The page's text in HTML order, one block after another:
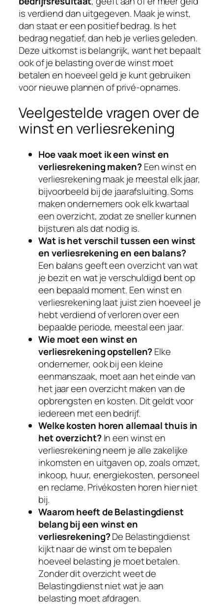
is verdiend dan uitgegeven. Maak je winst,
dan staat er een positief bedrag. Is het
bedrag negatief, dan heb je verlies geleden.
Deze uitkomst is belangrijk, want het bepaalt
ook of je belasting over de winst moet
betalen en hoeveel geld je kunt gebruiken
voor nieuwe plannen of privé-opnames.
Veelgestelde vragen over de
winst en verliesrekening
Hoe vaak moet ik een winst en
verliesrekening maken?Een winst en
verliesrekening maak je meestal elk jaar,
bijvoorbeeld bij de jaarafsluiting. Soms
maken ondernemers ook elk kwartaal
een overzicht, zodat ze sneller kunnen
bijsturen als dat nodig is.
Wat is het verschil tussen een winst
en verliesrekening en een balans?
Een balans geeft een overzicht van wat
je bezit en wat je verschuldigd bent op
een bepaald moment. Een winst en
verliesrekening laat juist zien hoeveel je
hebt verdiend of verloren over een
bepaalde periode, meestal een jaar.
Wie moet een winst en
verliesrekening opstellen?Elke
ondernemer, ook bij een kleine
eenmanszaak, moet aan het einde van
het jaar een overzicht maken van de
opbrengsten en kosten. Dit geldt voor
iedereen met een bedrijf.
Welke kosten horen allemaal thuis in
het overzicht?In een winst en
verliesrekening neem je alle zakelijke
inkomsten en uitgaven op, zoals omzet,
inkoop, huur, energiekosten, personeel
en reclame. Privékosten horen hier niet
bij.
Waarom heeft de Belastingdienst
belang bij een winst en
verliesrekening?De Belastingdienst
kijkt naar de winst om te bepalen
hoeveel belasting je moet betalen.
Zonder dit overzicht weet de
Belastingdienst niet wat je aan
belasting moet afdragen.